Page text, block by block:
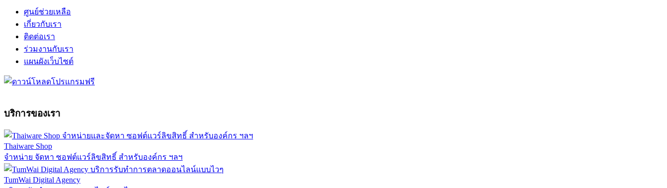
ศูนย์ช่วยเหลือ
เกี่ยวกับเรา
ติดต่อเรา
ร่วมงานกับเรา
แผนผังเว็บไซต์
บริการของเรา
Thaiware Shop
จำหน่าย จัดหา ซอฟต์แวร์ลิขสิทธิ์ สำหรับองค์กร ฯลฯ
TumWai Digital Agency